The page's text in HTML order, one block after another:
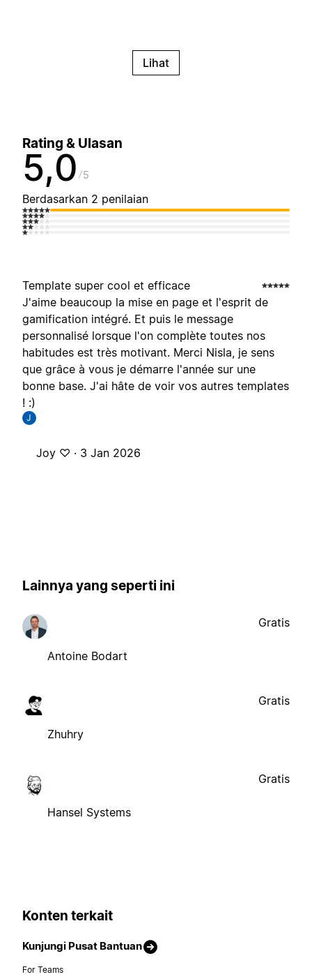
Lihat
Rating & Ulasan
5,0 5
Berdasarkan 2 penilaian
Template super cool et efficace
J'aime beaucoup la mise en page et l'esprit de
gamification intégré. Et puis le message
personnalisé lorsque l'on complète toutes nos
habitudes est très motivant. Merci Nisla, je sens
que grâce à vous je démarre l'année sur une
bonne base. J'ai hâte de voir vos autres templates
! :)
J
Joy ♡ · 3 Jan 2026
Lainnya yang seperti ini
Antoine Bodart
Gratis
Zhuhry
Gratis
Hansel Systems
Gratis
Konten terkait
Kunjungi Pusat Bantuan
For Teams